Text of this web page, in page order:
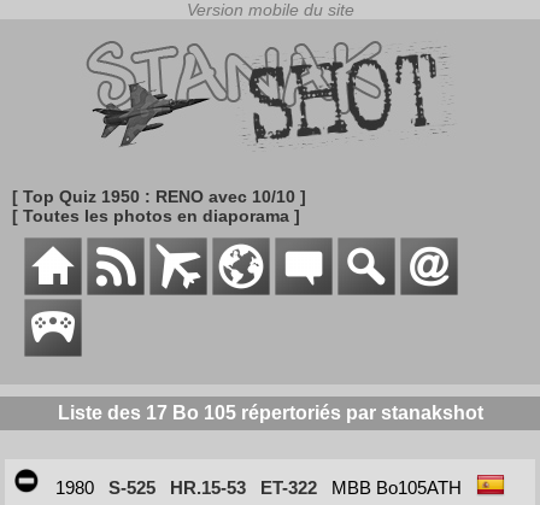
[ Top Quiz 1950 : RENO avec 10/10 ]
[ Toutes les photos en diaporama ]
Liste des 17 Bo 105 répertoriés par stanakshot
1980 S-525 HR.15-53 ET-322
MBB Bo105ATH